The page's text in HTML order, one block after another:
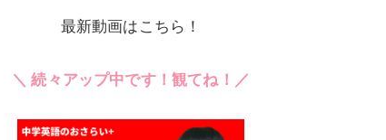
最新動画はこちら！
＼ 続々アップ中です！観てね！／